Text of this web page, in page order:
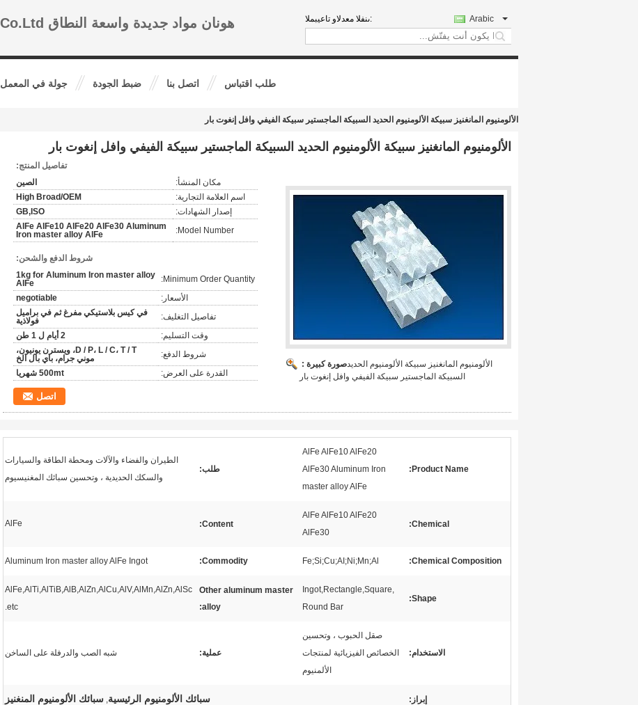
هونان مواد جديدة واسعة النطاق Co.Ltd. المبيعات والدعم الفنى: Arabic
search
جولة في المعمل ضبط الجودة اتصل بنا طلب اقتباس
الألومنيوم المانغنيز سبيكة الألومنيوم الحديد السبيكة الماجستير سبيكة الفيفي وافل إنغوت بار
الألومنيوم المانغنيز سبيكة الألومنيوم الحديد السبيكة الماجستير سبيكة الفيفي وافل إنغوت بار
صورة كبيرة :الألومنيوم المانغنيز سبيكة الألومنيوم الحديد
السبيكة الماجستير سبيكة الفيفي وافل إنغوت بار
تفاصيل المنتج:
مكان المنشأ:
الصين
اسم العلامة التجارية:
High Broad/OEM
إصدار الشهادات:
GB,ISO
Model Number:
AlFe AlFe10 AlFe20 AlFe30 Aluminum
Iron master alloy AlFe
شروط الدفع والشحن:
Minimum Order Quantity:
1kg for Aluminum Iron master alloy
AlFe
الأسعار:
negotiable
تفاصيل التغليف:
في كيس بلاستيكي مفرغ ثم في براميل
فولاذية
وقت التسليم:
2 أيام ل 1 طن
شروط الدفع:
D / P، L / C، T / T، ويسترن يونيون،
موني جرام، باي بال الخ
القدرة على العرض:
500mt شهريا
اتصل
Product Name:
AlFe AlFe10 AlFe20
AlFe30 Aluminum Iron
master alloy AlFe
طلب:
الطيران والفضاء والآلات ومحطة الطاقة والسيارات
والسكك الحديدية ، وتحسين سبائك المغنيسيوم
Chemical:
AlFe AlFe10 AlFe20
AlFe30
Content:
AlFe
Chemical Composition:
Fe;Si;Cu;AI;Ni;Mn;Al
Commodity:
Aluminum Iron master alloy AlFe Ingot
Shape:
Ingot,Rectangle,Square,
Round Bar
Other aluminum master
alloy:
AlFe,AlTi,AlTiB,AlB,AlZn,AlCu,AlV,AlMn,AlZn,AlSc
etc.
الاستخدام:
صقل الحبوب ، وتحسين
الخصائص الفيزيائية لمنتجات
الألمنيوم
عملية: شبه الصب والدرفلة على الساخن
إبراز: سبائك الألومنيوم الرئيسية, سبائك الألومنيوم المنغنيز